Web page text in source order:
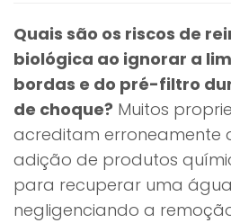
Quais são os riscos de
biológica ao ignorar a
bordas e do pré-filtro
de choque? Muitos
acreditam erroneamente
adição de produtos
para recuperar uma
negligenciando a